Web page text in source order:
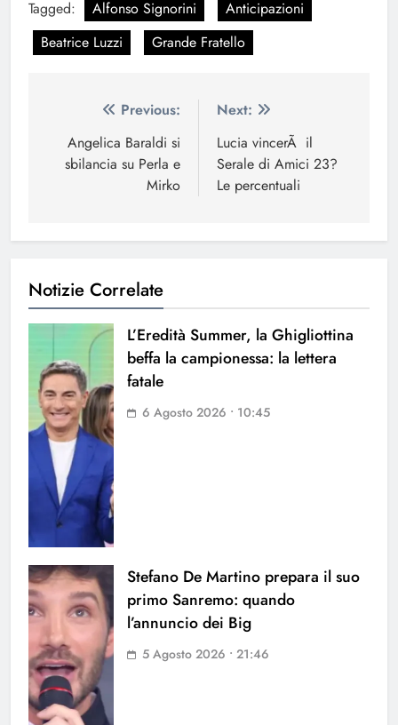
Tagged: Alfonso Signorini
Anticipazioni
Beatrice Luzzi
Grande Fratello
Navigazione
articoli
Previous:
Angelica Baraldi si
sbilancia su Perla e
Mirko
Next:
Lucia vincerÃ il
Serale di Amici 23?
Le percentuali
Notizie Correlate
L’Eredità Summer, la Ghigliottina
beffa la campionessa: la lettera
fatale
6 Agosto 2026 • 10:45
Stefano De Martino prepara il suo
primo Sanremo: quando
l’annuncio dei Big
5 Agosto 2026 • 21:46